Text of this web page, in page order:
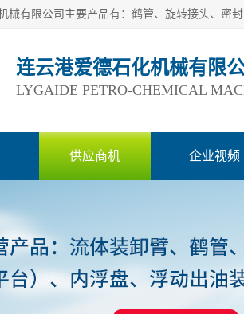
连云港爱德石化机械有限
LYGAIDE PETRO-CHEMICAL
供应商机 企业视频